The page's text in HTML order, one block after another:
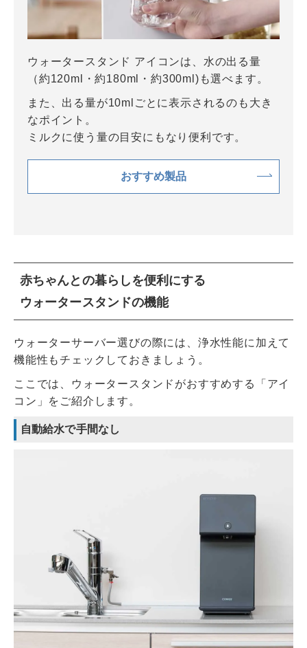
ウォータースタンド アイコンは、水の出る量
（約120ml・約180ml・約300ml)も選べます。
また、出る量が10mlごとに表示されるのも大き
なポイント。
ミルクに使う量の目安にもなり便利です。
おすすめ製品
赤ちゃんとの暮らしを便利にする
ウォータースタンドの機能
ウォーターサーバー選びの際には、浄水性能に加えて
機能性もチェックしておきましょう。
ここでは、ウォータースタンドがおすすめする「アイ
コン」をご紹介します。
自動給水で手間なし